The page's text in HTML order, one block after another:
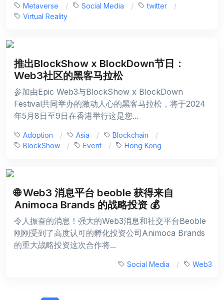
Metaverse
Social Media
twitter
Virtual Reality
推出BlockShow x BlockDown节日：
Web3社区的黑客马拉松
参加由Epic Web3与BlockShow x BlockDown
Festival共同举办的激动人心的黑客马拉松，将于2024
年5月8日至9日在香港举行这是您...
Adoption Asia
Blockchain
BlockShow
Event Hong Kong
🌐 Web3 消息平台 beoble 获得来自
Animoca Brands 的战略投资 💰
令人振奋的消息！强大的Web3消息和社交平台Beoble
刚刚受到了高度认可的孵化投资公司Animoca Brands
的重大战略投资这次合作将...
Social Media Web3